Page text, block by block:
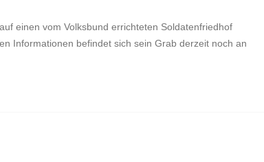
einen vom Volksbund errichteten Soldatenfriedhof
Informationen befindet sich sein Grab derzeit noch an